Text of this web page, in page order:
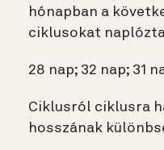
hónapban a
ciklusokat
28 nap; 32 nap; 31
Ciklusról ciklusra
hosszának